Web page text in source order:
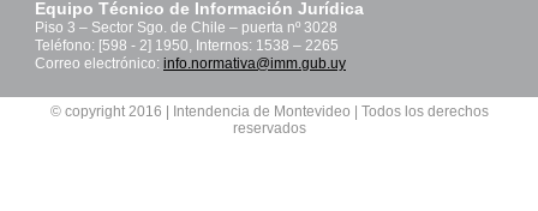
Equipo Técnico de Información Jurídica
Piso 3 – Sector Sgo. de Chile – puerta nº 3028
Teléfono: [598 - 2] 1950, Internos: 1538 – 2265
Correo electrónico: info.normativa@imm.gub.uy
© copyright 2016 | Intendencia de Montevideo | Todos los derechos
reservados